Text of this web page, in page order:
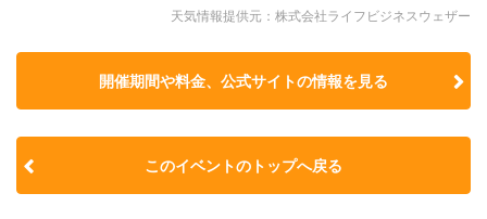
天気情報提供元：株式会社ライフビジネスウェザー
開催期間や料金、公式サイトの情報を見る
このイベントのトップへ戻る